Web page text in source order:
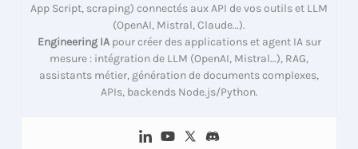
App Script, scraping) connectés aux API de vos outils et LLM
(OpenAI, Mistral, Claude…).
Engineering IApour créer des applications et agent IA sur
mesure : intégration de LLM (OpenAI, Mistral…), RAG,
assistants métier, génération de documents complexes,
APIs, backends Node.js/Python.